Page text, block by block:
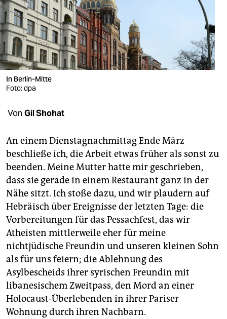
wahrheit
verlag
verlag
veranstaltungen
fragen & hilfe
unterstützen
abo
genossenschaft
epaper login
In Berlin-Mitte
Foto: dpa
Von Gil Shohat
An einem Dienstagnachmittag Ende März
beschließe ich, die Arbeit etwas früher als sonst zu
beenden. Meine Mutter hatte mir geschrieben,
dass sie gerade in einem Restaurant ganz in der
Nähe sitzt. Ich stoße dazu, und wir plaudern auf
Hebräisch über Ereignisse der letzten Tage: die
Vorbereitungen für das Pessachfest, das wir
Atheisten mittlerweile eher für meine
nichtjüdische Freundin und unseren kleinen Sohn
als für uns feiern; die Ablehnung des
Asylbescheids ihrer syrischen Freundin mit
libanesischem Zweitpass, den Mord an einer
Holocaust-Überlebenden in ihrer Pariser
Wohnung durch ihren Nachbarn.